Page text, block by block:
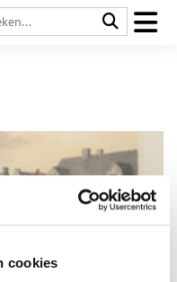
cookies